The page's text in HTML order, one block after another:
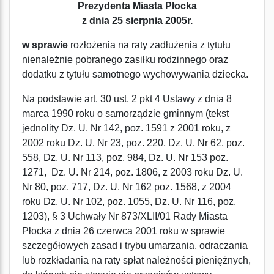
Prezydenta Miasta Płocka
z dnia 25 sierpnia 2005r.
w sprawie rozłożenia na raty zadłużenia z tytułu
nienależnie pobranego zasiłku rodzinnego oraz
dodatku z tytułu samotnego wychowywania dziecka.
Na podstawie art. 30 ust. 2 pkt 4 Ustawy z dnia 8
marca 1990 roku o samorządzie gminnym (tekst
jednolity Dz. U. Nr 142, poz. 1591 z 2001 roku, z
2002 roku Dz. U. Nr 23, poz. 220, Dz. U. Nr 62, poz.
558, Dz. U. Nr 113, poz. 984, Dz. U. Nr 153 poz.
1271, Dz. U. Nr 214, poz. 1806, z 2003 roku Dz. U.
Nr 80, poz. 717, Dz. U. Nr 162 poz. 1568, z 2004
roku Dz. U. Nr 102, poz. 1055, Dz. U. Nr 116, poz.
1203), § 3 Uchwały Nr 873/XLII/01 Rady Miasta
Płocka z dnia 26 czerwca 2001 roku w sprawie
szczegółowych zasad i trybu umarzania, odraczania
lub rozkładania na raty spłat należności pieniężnych,